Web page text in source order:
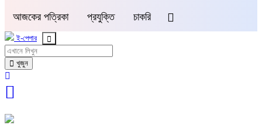
আজকের পত্রিকা প্রযুক্তি চাকরি
ই-পেপার
খুজুন